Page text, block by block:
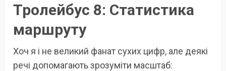
Тролейбус 8: Статистика
маршруту
Хоч я і не великий фанат сухих цифр, але деякі
речі допомагають зрозуміти масштаб: